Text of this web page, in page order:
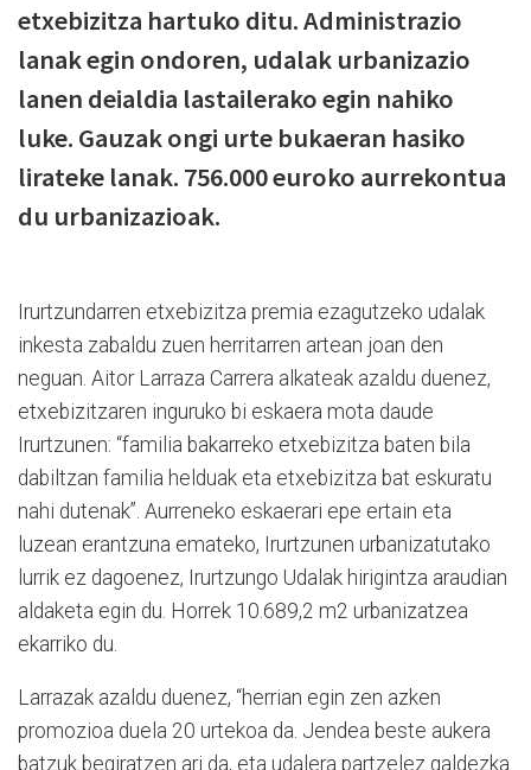
etxebizitza hartuko ditu. Administrazio
lanak egin ondoren, udalak urbanizazio
lanen deialdia lastailerako egin nahiko
luke. Gauzak ongi urte bukaeran hasiko
lirateke lanak. 756.000 euroko aurrekontua
du urbanizazioak.
Irurtzundarren etxebizitza premia ezagutzeko udalak
inkesta zabaldu zuen herritarren artean joan den
neguan. Aitor Larraza Carrera alkateak azaldu duenez,
etxebizitzaren inguruko bi eskaera mota daude
Irurtzunen: “familia bakarreko etxebizitza baten bila
dabiltzan familia helduak eta etxebizitza bat eskuratu
nahi dutenak”. Aurreneko eskaerari epe ertain eta
luzean erantzuna emateko, Irurtzunen urbanizatutako
lurrik ez dagoenez, Irurtzungo Udalak hirigintza araudian
aldaketa egin du. Horrek 10.689,2 m2 urbanizatzea
ekarriko du.
Larrazak azaldu duenez, “herrian egin zen azken
promozioa duela 20 urtekoa da. Jendea beste aukera
batzuk begiratzen ari da, eta udalera partzelez galdezka